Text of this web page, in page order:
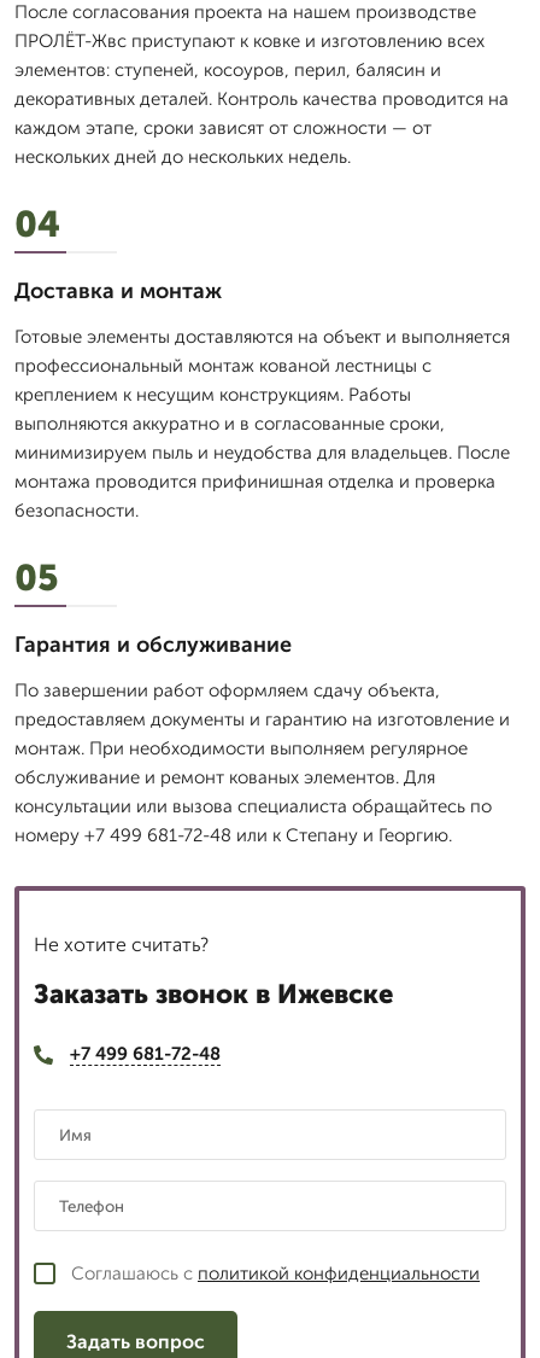
После согласования проекта на нашем производстве
ПРОЛЁТ-Жвс приступают к ковке и изготовлению всех
элементов: ступеней, косоуров, перил, балясин и
декоративных деталей. Контроль качества проводится на
каждом этапе, сроки зависят от сложности — от
нескольких дней до нескольких недель.
04
Доставка и монтаж
Готовые элементы доставляются на объект и выполняется
профессиональный монтаж кованой лестницы с
креплением к несущим конструкциям. Работы
выполняются аккуратно и в согласованные сроки,
минимизируем пыль и неудобства для владельцев. После
монтажа проводится прифинишная отделка и проверка
безопасности.
05
Гарантия и обслуживание
По завершении работ оформляем сдачу объекта,
предоставляем документы и гарантию на изготовление и
монтаж. При необходимости выполняем регулярное
обслуживание и ремонт кованых элементов. Для
консультации или вызова специалиста обращайтесь по
номеру +7 499 681-72-48 или к Степану и Георгию.
Не хотите считать?
Заказать звонок в Ижевске
+7 499 681-72-48
Соглашаюсь с политикой конфиденциальности
Задать вопрос